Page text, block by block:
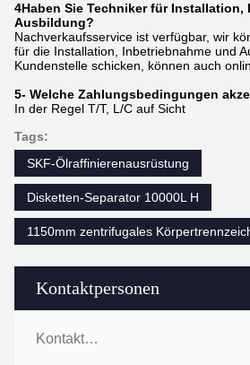
Kontaktpersonen
Kontaktpersonen:
4Haben Sie Techniker für Installation,
Ausbildung?
Nachverkaufsservice ist verfügbar, wir
für die Installation, Inbetriebnahme und
Kundenstelle schicken, können auch
5- Welche Zahlungsbedingungen
In der Regel T/T, L/C auf Sicht
Tags:
SKF-Ölraffinierenausrüstung
Disketten-Separator 10000L H
1150mm zentrifugales